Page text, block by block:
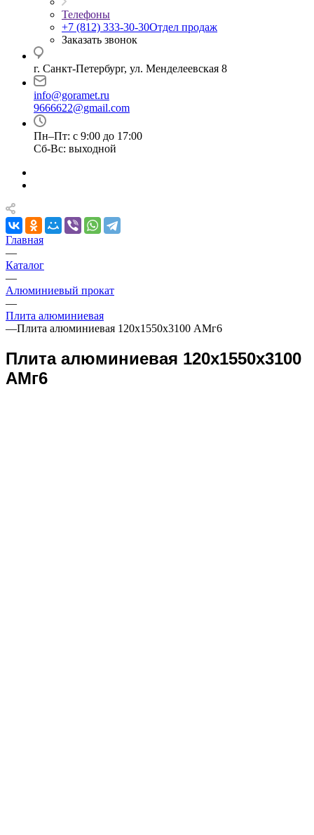
Телефоны
+7 (812) 333-30-30Отдел продаж
Заказать звонок
г. Санкт-Петербург, ул. Менделеевская 8
info@goramet.ru
9666622@gmail.com
Пн–Пт: с 9:00 до 17:00
Сб-Вс: выходной
Главная
—
Каталог
—
Алюминиевый прокат
—
Плита алюминиевая
—Плита алюминиевая 120х1550х3100 АМг6
Плита алюминиевая 120х1550х3100
АМг6